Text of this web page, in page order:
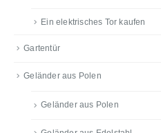
Ein elektrisches Tor kaufen
Gartentür
Geländer aus Polen
Geländer aus Polen